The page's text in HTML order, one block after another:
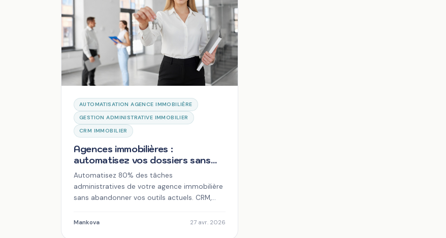
AUTOMATISATION AGENCE IMMOBILIÈRE
GESTION ADMINISTRATIVE IMMOBILIER
CRM IMMOBILIER
Agences immobilières :
automatisez vos dossiers sans
abandonner vos outils actuels
Automatisez 80% des tâches
administratives de votre agence immobilière
sans abandonner vos outils actuels. CRM,
Mankova 27 avr. 2026